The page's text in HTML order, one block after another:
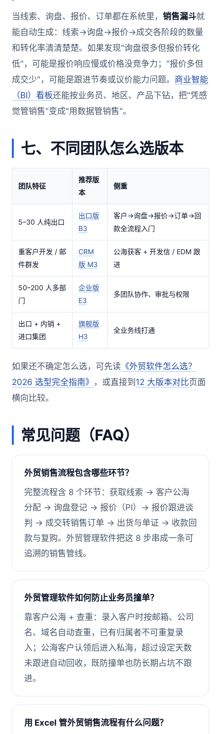
当线索、询盘、报价、订单都在系统里， 销售漏斗就
能自动生成：线索→询盘→报价→成交各阶段的数量
和转化率清清楚楚。如果发现"询盘很多但报价转化
低"，可能是报价响应慢或价格没竞争力；"报价多但
成交少"，可能是跟进节奏或议价能力问题。 商业智能
（BI）看板还能按业务员、地区、产品下钻，把"凭感
觉管销售"变成"用数据管销售"。
七、不同团队怎么选版本
团队特征
推荐版
本
侧重
5–30 人纯出口
出口版
B3
客户→询盘→报价→订单→回
款全流程入门
重客户开发 / 邮
件群发
CRM
版 M3
公海获客 + 开发信 / EDM 跟
进
50–200 人多部
门
企业版
E3
多团队协作、审批与权限
出口 + 内销 +
进口集团
旗舰版
H3
全业务线打通
如果还不确定怎么选，可先读 《外贸软件怎么选？
2026 选型完全指南》 ，或直接到 12 大版本对比页面
横向比较。
常见问题（FAQ）
外贸销售流程包含哪些环节？
完整流程含 8 个环节：获取线索 → 客户公海
分配 → 询盘登记 → 报价（PI）→ 报价跟进谈
判 → 成交转销售订单 → 出货与单证 → 收款回
款与复购。外贸管理软件把这 8 步串成一条可
追溯的销售管线。
外贸管理软件如何防止业务员撞单？
靠客户公海 + 查重：录入客户时按邮箱、公司
名、域名自动查重，已有归属者不可重复录
入；公海客户认领后进入私海，超过设定天数
未跟进自动回收，既防撞单也防长期占坑不跟
进。
用 Excel 管外贸销售流程有什么问题？